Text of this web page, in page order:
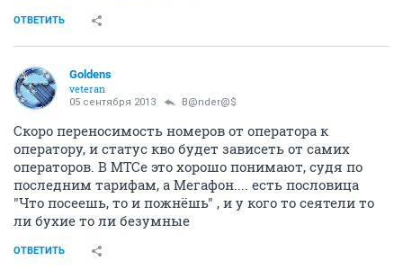
ОТВЕТИТЬ
Goldens
veteran
05 сентября 2013 B@nder@$
Скоро переносимость номеров от оператора к
оператору, и статус кво будет зависеть от самих
операторов. В МТСе это хорошо понимают, судя по
последним тарифам, а Мегафон.... есть пословица
"Что посеешь, то и пожнёшь" , и у кого то сеятели то
ли бухие то ли безумные
ОТВЕТИТЬ